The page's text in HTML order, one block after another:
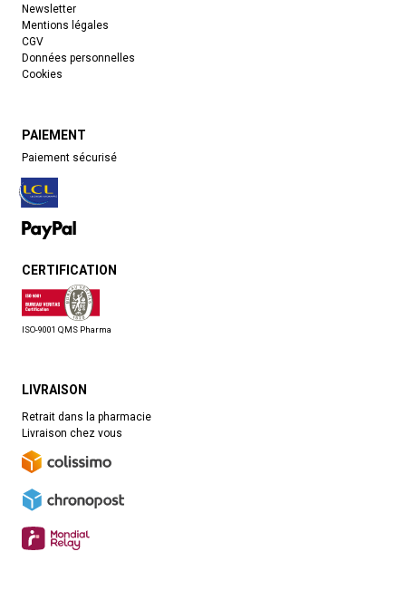
Newsletter
Mentions légales
CGV
Données personnelles
Cookies
PAIEMENT
Paiement sécurisé
CERTIFICATION
ISO-9001 QMS Pharma
LIVRAISON
Retrait dans la pharmacie
Livraison chez vous